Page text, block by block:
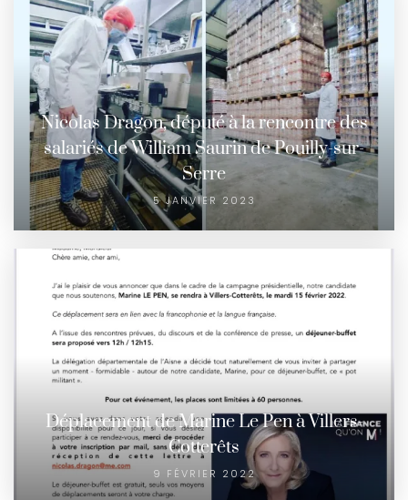
Nicolas Dragon, député à la rencontre des
salariés de William Saurin de Pouilly-sur-
Serre
5 JANVIER 2023
Déplacement de Marine Le Pen à Villers-
Cotterêts
9 FÉVRIER 2022